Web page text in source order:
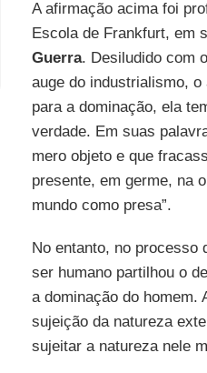
A afirmação acima foi
Escola de Frankfurt, em
Guerra. Desiludido com
auge do industrialismo,
para a dominação, ela
verdade. Em suas
mero objeto e que
presente, em germe, na
mundo como presa”.
No entanto, no processo
ser humano partilhou o
a dominação do homem.
sujeição da natureza
sujeitar a natureza nele